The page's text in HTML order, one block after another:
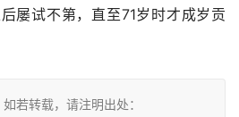
屡试不第，直至71岁时才成岁贡
若转载，请注明出处：